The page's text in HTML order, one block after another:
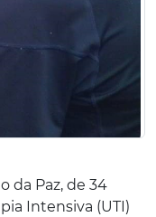
da Paz, de 34
Intensiva (UTI)